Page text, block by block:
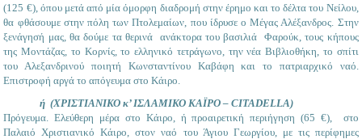
(125 €), όπου μετά από μία όμορφη διαδρομή στην έρημο και το δέλτα του Νείλου,
θα φθάσουμε στην πόλη των Πτολεμαίων, που ίδρυσε ο Μέγας Αλέξανδρος. Στην
ξενάγησή μας, θα δούμε τα θερινά ανάκτορα του βασιλιά Φαρούκ, τους κήπους
της Μοντάζας, το Κορνίς, το ελληνικό τετράγωνο, την νέα Βιβλιοθήκη, το σπίτι
του Αλεξανδρινού ποιητή Κωνσταντίνου Καβάφη και το πατριαρχικό ναό.
Επιστροφή αργά το απόγευμα στο Κάιρο.
ή (ΧΡΙΣΤΙΑΝΙΚΟ κ’ ΙΣΛΑΜΙΚΟ ΚΑΪΡΟ – CITADELLA)
Πρόγευμα. Ελεύθερη μέρα στο Κάιρο, ή προαιρετική περιήγηση (65 €), στο
Παλαιό Χριστιανικό Κάιρο, στον ναό του Άγιου Γεωργίου, με τις περίφημες